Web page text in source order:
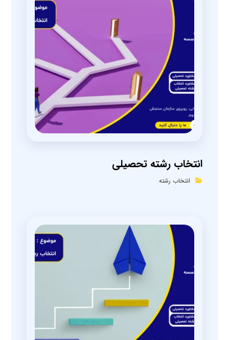
انتخاب رشته تحصیلی
انتخاب رشته